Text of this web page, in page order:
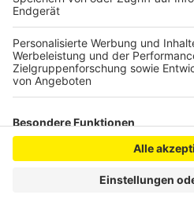
Anzeige
Anzeige